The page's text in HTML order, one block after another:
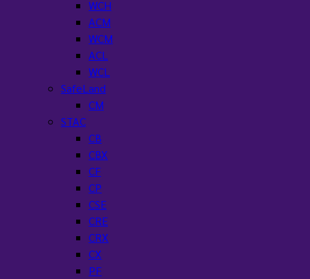
WCH
ACM
WCM
ACL
WCL
SafeLand
CM
STAC
CB
CBX
CF
CP
CSE
CRE
CRX
CX
PF